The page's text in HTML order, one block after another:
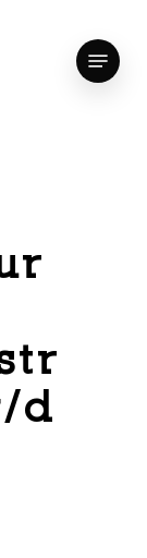
Menu
d
Close